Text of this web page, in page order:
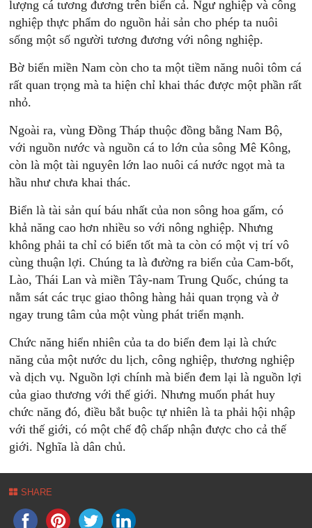
lượng cá tương đương trên biển cả. Ngư nghiệp và công
nghiệp thực phẩm do nguồn hải sản cho phép ta nuôi
sống một số người tương đương với nông nghiệp.
Bờ biển miền Nam còn cho ta một tiềm năng nuôi tôm cá
rất quan trọng mà ta hiện chỉ khai thác được một phần rất
nhỏ.
Ngoài ra, vùng Đồng Tháp thuộc đồng bằng Nam Bộ,
với nguồn nước và nguồn cá to lớn của sông Mê Kông,
còn là một tài nguyên lớn lao nuôi cá nước ngọt mà ta
hầu như chưa khai thác.
Biển là tài sản quí báu nhất của non sông hoa gấm, có
khả năng cao hơn nhiều so với nông nghiệp. Nhưng
không phải ta chỉ có biển tốt mà ta còn có một vị trí vô
cùng thuận lợi. Chúng ta là đường ra biển của Cam-bốt,
Lào, Thái Lan và miền Tây-nam Trung Quốc, chúng ta
nằm sát các trục giao thông hàng hải quan trọng và ở
ngay trung tâm của một vùng phát triển mạnh.
Chức năng hiển nhiên của ta do biển đem lại là chức
năng của một nước du lịch, công nghiệp, thương nghiệp
và dịch vụ. Nguồn lợi chính mà biển đem lại là nguồn lợi
của giao thương với thế giới. Nhưng muốn phát huy
chức năng đó, điều bắt buộc tự nhiên là ta phải hội nhập
với thế giới, có một chế độ chấp nhận được cho cả thế
giới. Nghĩa là dân chủ.
SHARE